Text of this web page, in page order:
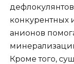
конкурентных
анионов
Кроме того,